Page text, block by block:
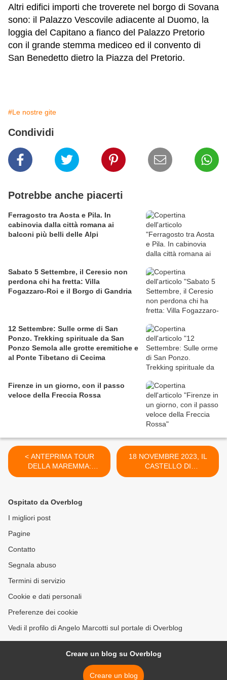
Altri edifici importi che troverete nel borgo di Sovana
sono: il Palazzo Vescovile adiacente al Duomo, la
loggia del Capitano a fianco del Palazzo Pretorio
con il grande stemma mediceo ed il convento di
San Benedetto dietro la Piazza del Pretorio.
#Le nostre gite
Condividi
Potrebbe anche piacerti
Ferragosto tra Aosta e Pila. In
cabinovia dalla città romana ai
balconi più belli delle Alpi
Sabato 5 Settembre, il Ceresio non
perdona chi ha fretta: Villa
Fogazzaro-Roi e il Borgo di Gandria
12 Settembre: Sulle orme di San
Ponzo. Trekking spirituale da San
Ponzo Semola alle grotte eremitiche e
al Ponte Tibetano di Cecima
Firenze in un giorno, con il passo
veloce della Freccia Rossa
< ANTEPRIMA TOUR
DELLA MAREMMA:
PITIGLIANO, LA PICCOLA
18 NOVEMBRE 2023, IL
CASTELLO DI
PADERNELLO TRA
Ospitato da Overblog
I migliori post
Pagine
Contatto
Segnala abuso
Termini di servizio
Cookie e dati personali
Preferenze dei cookie
Vedi il profilo di Angelo Marcotti sul portale di Overblog
Creare un blog su Overblog
Creare un blog